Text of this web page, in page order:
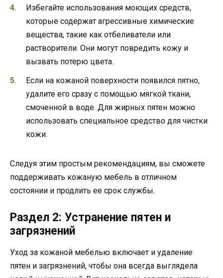
Избегайте использования моющих средств,
которые содержат агрессивные химические
вещества, такие как отбеливатели или
растворители. Они могут повредить кожу и
вызвать потерю цвета.
Если на кожаной поверхности появился пятно,
удалите его сразу с помощью мягкой ткани,
смоченной в воде. Для жирных пятен можно
использовать специальное средство для чистки
кожи.
Следуя этим простым рекомендациям, вы сможете
поддерживать кожаную мебель в отличном
состоянии и продлить ее срок службы.
Раздел 2: Устранение пятен и
загрязнений
Уход за кожаной мебелью включает и удаление
пятен и загрязнений, чтобы она всегда выглядела